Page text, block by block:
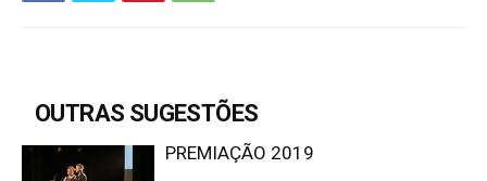
OUTRAS SUGESTÕES
PREMIAÇÃO 2019